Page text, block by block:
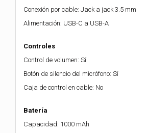
Conexión por cable: Jack a jack 3.5 mm
Alimentación: USB-C a USB-A
Controles
Control de volumen: Sí
Botón de silencio del micrófono: Sí
Caja de control en cable: No
Batería
Capacidad: 1000 mAh